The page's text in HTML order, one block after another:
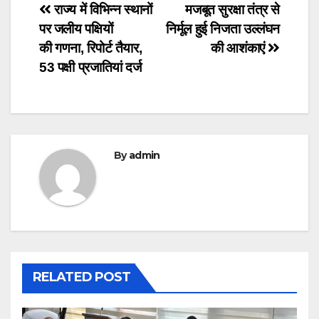
Post
navigation
मजबूत सुरक्षा तंत्र से
निर्मूल हुई निजता उल्लंघन
की आशंकाएं
राज्य में विभिन्न स्थानों
पर जलीय पक्षियों
की गणना, रिपोर्ट तैयार,
53 पक्षी प्रजातियां दर्ज
Byadmin
RELATED POST